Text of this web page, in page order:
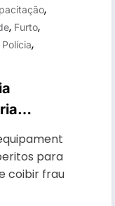
,
, Furto,
Polícia,
ao
para
coibir frau